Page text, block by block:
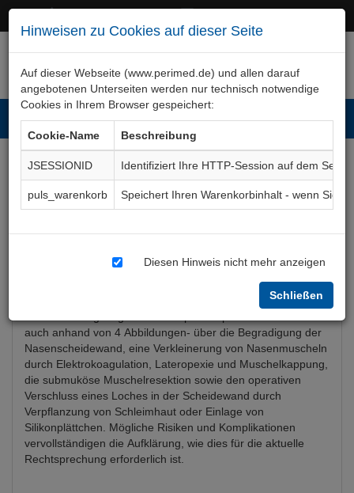
Hinweisen zu Cookies auf dieser Seite
Auf dieser Webseite (www.perimed.de) und allen darauf
angebotenen Unterseiten werden nur technisch notwendige
Cookies in Ihrem Browser gespeichert:
Cookie-Name
Beschreibung
JSESSIONID
Identifiziert Ihre HTTP-Session auf dem Server
puls_warenkorb
Speichert Ihren Warenkorbinhalt - wenn Sie
Diesen Hinweis nicht mehr anzeigen
Schließen
Nasenseptum-Operation
auch anhand von 4 Abbildungen- über die Begradigung der
Nasenscheidewand, eine Verkleinerung von Nasenmuscheln
durch Elektrokoagulation, Lateropexie und Muschelkappung,
die submuköse Muschelresektion sowie den operativen
Verschluss eines Loches in der Scheidewand durch
Verpflanzung von Schleimhaut oder Einlage von
Silikonplättchen. Mögliche Risiken und Komplikationen
vervollständigen die Aufklärung, wie dies für die aktuelle
Rechtsprechung erforderlich ist.